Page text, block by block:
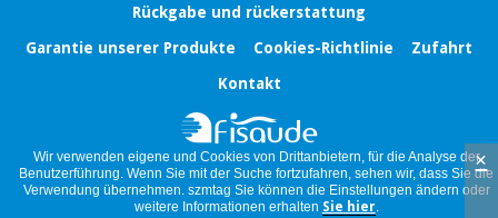
Rückgabe und rückerstattung
Garantie unserer Produkte
Cookies-Richtlinie
Zufahrt
Kontakt
Wir verwenden eigene und Cookies von Drittanbietern, für die Analyse der
Benutzerführung. Wenn Sie mit der Suche fortzufahren, sehen wir, dass Sie die
Verwendung übernehmen. szmtag Sie können die Einstellungen ändern oder
weitere Informationen erhalten Sie hier.
×